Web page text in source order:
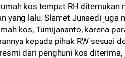
kos tempat RH ditemukan
yang lalu. Slamet Junaedi juga
kos, Tumijananto, karena
kepada pihak RW sesuai
dari penghuni kos